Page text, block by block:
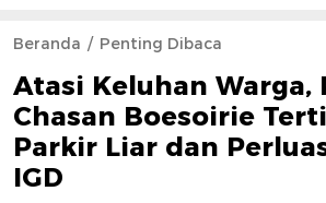
Beranda Penting Dibaca
Atasi Keluhan Warga,
Chasan Boesoirie
Parkir Liar dan
IGD